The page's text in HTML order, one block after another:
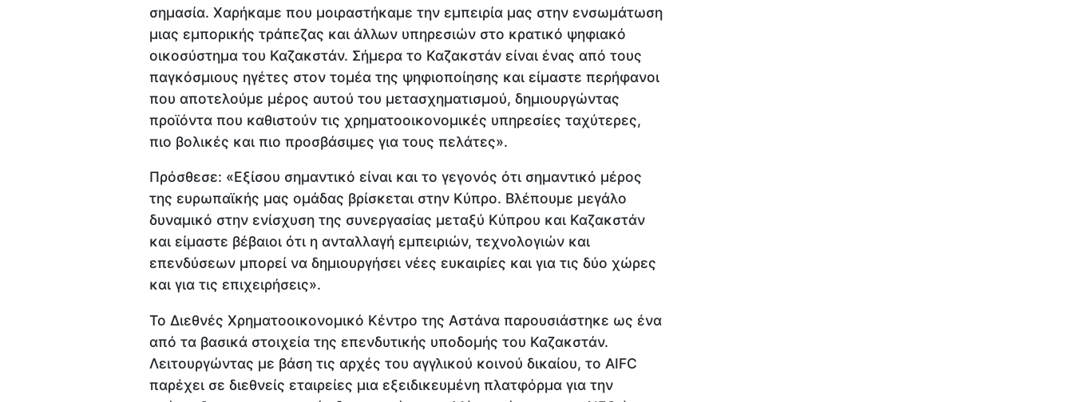
σημασία. Χαρήκαμε που μοιραστήκαμε την εμπειρία μας στην ενσωμάτωση
μιας εμπορικής τράπεζας και άλλων υπηρεσιών στο κρατικό ψηφιακό
οικοσύστημα του Καζακστάν. Σήμερα το Καζακστάν είναι ένας από τους
παγκόσμιους ηγέτες στον τομέα της ψηφιοποίησης και είμαστε περήφανοι
που αποτελούμε μέρος αυτού του μετασχηματισμού, δημιουργώντας
προϊόντα που καθιστούν τις χρηματοοικονομικές υπηρεσίες ταχύτερες,
πιο βολικές και πιο προσβάσιμες για τους πελάτες».
Πρόσθεσε: «Εξίσου σημαντικό είναι και το γεγονός ότι σημαντικό μέρος
της ευρωπαϊκής μας ομάδας βρίσκεται στην Κύπρο. Βλέπουμε μεγάλο
δυναμικό στην ενίσχυση της συνεργασίας μεταξύ Κύπρου και Καζακστάν
και είμαστε βέβαιοι ότι η ανταλλαγή εμπειριών, τεχνολογιών και
επενδύσεων μπορεί να δημιουργήσει νέες ευκαιρίες και για τις δύο χώρες
και για τις επιχειρήσεις».
Το Διεθνές Χρηματοοικονομικό Κέντρο της Αστάνα παρουσιάστηκε ως ένα
από τα βασικά στοιχεία της επενδυτικής υποδομής του Καζακστάν.
Λειτουργώντας με βάση τις αρχές του αγγλικού κοινού δικαίου, το AIFC
παρέχει σε διεθνείς εταιρείες μια εξειδικευμένη πλατφόρμα για την